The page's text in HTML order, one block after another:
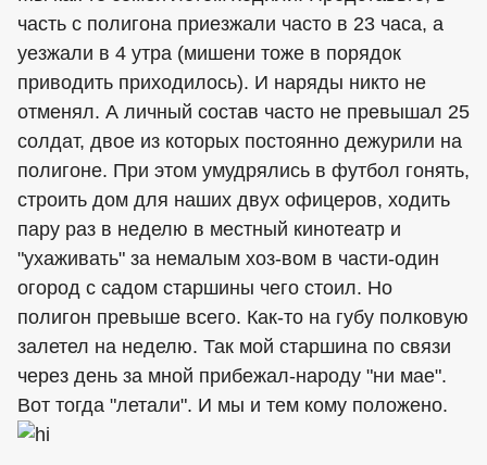
часть с полигона приезжали часто в 23 часа, а
уезжали в 4 утра (мишени тоже в порядок
приводить приходилось). И наряды никто не
отменял. А личный состав часто не превышал 25
солдат, двое из которых постоянно дежурили на
полигоне. При этом умудрялись в футбол гонять,
строить дом для наших двух офицеров, ходить
пару раз в неделю в местный кинотеатр и
"ухаживать" за немалым хоз-вом в части-один
огород с садом старшины чего стоил. Но
полигон превыше всего. Как-то на губу полковую
залетел на неделю. Так мой старшина по связи
через день за мной прибежал-народу "ни мае".
Вот тогда "летали". И мы и тем кому положено.